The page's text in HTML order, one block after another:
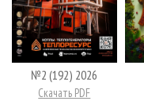
№2 (192) 2026
Скачать PDF